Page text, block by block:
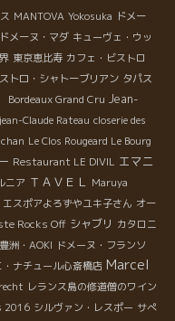
MANTOVA Yokosuka ドメー
ドメーヌ・マダ キューヴェ・ウッ
東京恵比寿 カフェ・ビストロ
トロ・シャトーブリアン タパス
Bordeaux Grand Cru Jean-
Claude Rateau closerie des
Le Clos Rougeard Le Bourg
Restaurant LE DIVIL エマニ
ニア ＴＡＶＥＬ Maruya
エスポアよろずやユキ子さん オー
Rocks Off シャブリ カタロニ
洲・AOKI ドメーヌ・フランソ
ナチュール心斎橋店 Marcel
レランス島の修道僧のワイン
2016 シルヴァン・レスポー サぺ